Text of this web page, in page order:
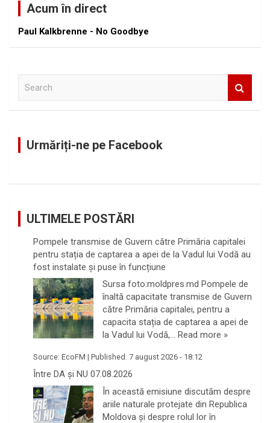
Acum în direct
Paul Kalkbrenne - No Goodbye
Urmăriți-ne pe Facebook
ULTIMELE POSTĂRI
Pompele transmise de Guvern către Primăria capitalei
pentru stația de captarea a apei de la Vadul lui Vodă au
fost instalate și puse în funcțiune
Sursa foto:moldpres.md Pompele de
înaltă capacitate transmise de Guvern
către Primăria capitalei, pentru a
capacita stația de captarea a apei de
la Vadul lui Vodă,… Read more »
Source: EcoFM | Published: 7 august 2026 - 18:12
Între DA și NU 07.08.2026
În această emisiune discutăm despre
ariile naturale protejate din Republica
Moldova și despre rolul lor în